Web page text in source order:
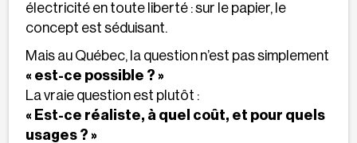
électricité en toute liberté : sur le papier, le
concept est séduisant.
Mais au Québec, la question n’est pas simplement
« est-ce possible ? »
La vraie question est plutôt :
« Est-ce réaliste, à quel coût, et pour quels
usages ? »